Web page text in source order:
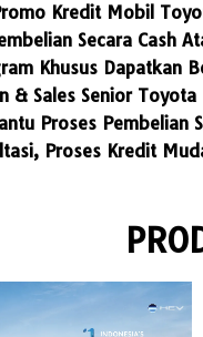
Kredit Mobil
Secara Cash
Khusus Dapatkan
& Sales Senior
Proses Pembelian
Proses Kredit